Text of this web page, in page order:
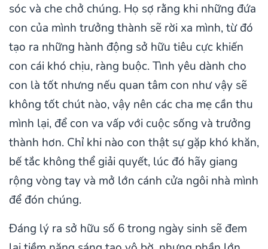
sóc và che chở chúng. Họ sợ rằng khi những đứa
con của mình trưởng thành sẽ rời xa mình, từ đó
tạo ra những hành động sở hữu tiêu cực khiến
con cái khó chịu, ràng buộc. Tình yêu dành cho
con là tốt nhưng nếu quan tâm con như vậy sẽ
không tốt chút nào, vậy nên các cha mẹ cần thu
mình lại, để con va vấp với cuộc sống và trưởng
thành hơn. Chỉ khi nào con thật sự gặp khó khăn,
bế tắc không thể giải quyết, lúc đó hãy giang
rộng vòng tay và mở lớn cánh cửa ngôi nhà mình
để đón chúng.
Đáng lý ra sở hữu số 6 trong ngày sinh sẽ đem